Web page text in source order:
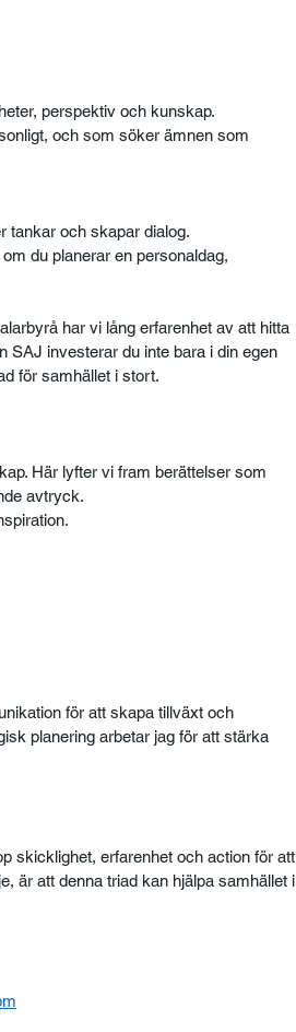
perspektiv och kunskap.
och som söker ämnen som
tankar och skapar dialog.
du planerar en personaldag,
har vi lång erfarenhet av att hitta
SAJ investerar du inte bara i din egen
för samhället i stort.
Här lyfter vi fram berättelser som
avtryck.
för att skapa tillväxt och
planering arbetar jag för att stärka
skicklighet, erfarenhet och action för att
är att denna triad kan hjälpa samhället i